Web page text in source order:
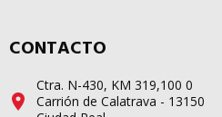
CONTACTO
Ctra. N-430, KM 319,100 0
Carrión de Calatrava - 13150